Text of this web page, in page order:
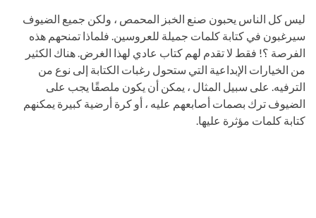
ليس كل الناس يحبون صنع الخبز المحمص ، ولكن جميع الضيوف
سيرغبون في كتابة كلمات جميلة للعروسين. فلماذا تمنحهم هذه
الفرصة ؟! فقط لا تقدم لهم كتاب عادي لهذا الغرض. هناك الكثير
من الخيارات الإبداعية التي ستحول رغبات الكتابة إلى نوع من
الترفيه. على سبيل المثال ، يمكن أن يكون ملصقًا يجب على
الضيوف ترك بصمات أصابعهم عليه ، أو كرة أرضية كبيرة يمكنهم
كتابة كلمات مؤثرة عليها.